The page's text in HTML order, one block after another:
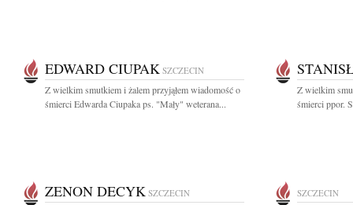
EDWARD CIUPAK SZCZECIN
Z wielkim smutkiem i żalem przyjąłem wiadomość o
śmierci Edwarda Ciupaka ps. "Mały" weterana...
Z wielkim
śmierci ppor.
ZENON DECYK SZCZECIN SZCZECIN